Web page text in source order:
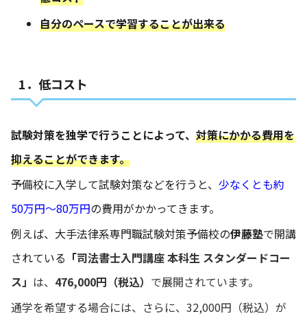
自分のペースで学習することが出来る
1．低コスト
試験対策を独学で行うことによって、 対策にかかる費用を
抑えることができます。
予備校に入学して試験対策などを行うと、 少なくとも約
50万円～80万円の費用がかかってきます。
例えば、大手法律系専門職試験対策予備校の伊藤塾で開講
されている 「司法書士入門講座 本科生 スタンダードコー
ス」 は、 476,000円（税込） で展開されています。
通学を希望する場合には、さらに、32,000円（税込）が